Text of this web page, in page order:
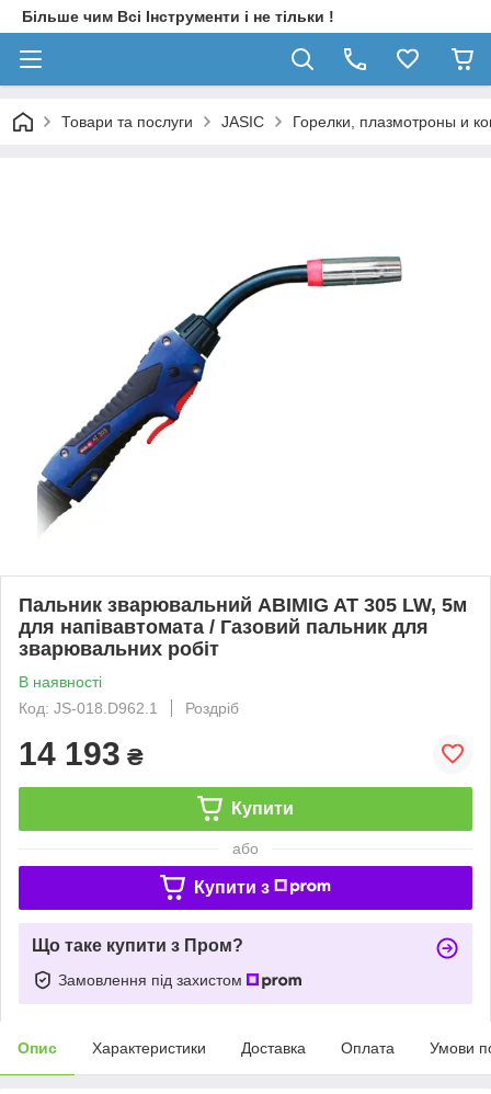
Більше чим Всі Інструменти і не тільки !
Товари та послуги JASIC Горелки, плазмотроны и
Пальник зварювальний ABIMIG AT 305 LW, 5м
для напівавтомата / Газовий пальник для
зварювальних робіт
В наявності
Код: JS-018.D962.1
Роздріб
14 193 ₴
Купити
або
Купити з
Що таке купити з Пром?
Замовлення під захистом
Опис Характеристики Доставка Оплата Умови